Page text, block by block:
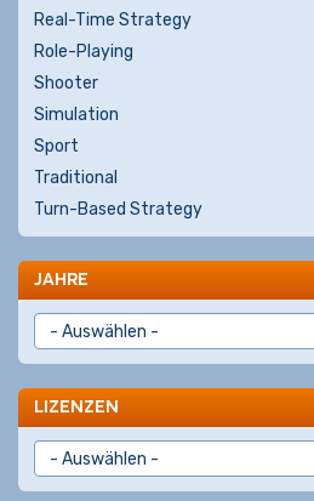
Real-Time Strategy
Role-Playing
Shooter
Simulation
Sport
Traditional
Turn-Based Strategy
JAHRE
LIZENZEN